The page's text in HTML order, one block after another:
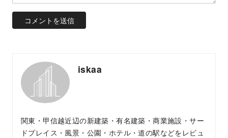
iskaa
関東・甲信越近辺の新建築・有名建築・商業施設・サー
ドプレイス・風景・公園・ホテル・道の駅などをレビュ